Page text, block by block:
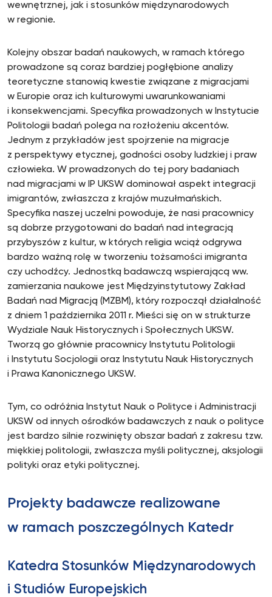
wewnętrznej, jak i stosunków międzynarodowych
w regionie.
Kolejny obszar badań naukowych, w ramach którego
prowadzone są coraz bardziej pogłębione analizy
teoretyczne stanowią kwestie związane z migracjami
w Europie oraz ich kulturowymi uwarunkowaniami
i konsekwencjami. Specyfika prowadzonych w Instytucie
Politologii badań polega na rozłożeniu akcentów.
Jednym z przykładów jest spojrzenie na migracje
z perspektywy etycznej, godności osoby ludzkiej i praw
człowieka. W prowadzonych do tej pory badaniach
nad migracjami w IP UKSW dominował aspekt integracji
imigrantów, zwłaszcza z krajów muzułmańskich.
Specyfika naszej uczelni powoduje, że nasi pracownicy
są dobrze przygotowani do badań nad integracją
przybyszów z kultur, w których religia wciąż odgrywa
bardzo ważną rolę w tworzeniu tożsamości imigranta
czy uchodźcy. Jednostką badawczą wspierającą ww.
zamierzania naukowe jest Międzyinstytutowy Zakład
Badań nad Migracją (MZBM), który rozpoczął działalność
z dniem 1 października 2011 r. Mieści się on w strukturze
Wydziale Nauk Historycznych i Społecznych UKSW.
Tworzą go głównie pracownicy Instytutu Politologii
i Instytutu Socjologii oraz Instytutu Nauk Historycznych
i Prawa Kanonicznego UKSW.
Tym, co odróżnia Instytut Nauk o Polityce i Administracji
UKSW od innych ośrodków badawczych z nauk o polityce
jest bardzo silnie rozwinięty obszar badań z zakresu tzw.
miękkiej politologii, zwłaszcza myśli politycznej, aksjologii
polityki oraz etyki politycznej.
Projekty badawcze realizowane
w ramach poszczególnych Katedr
Katedra Stosunków Międzynarodowych
i Studiów Europejskich